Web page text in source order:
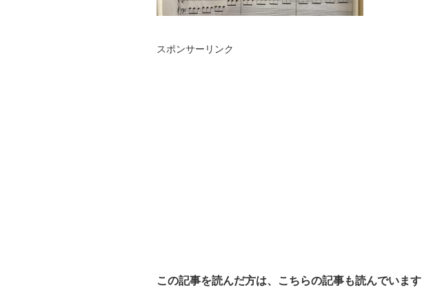
スポンサーリンク
この記事を読んだ方は、こちらの記事も読んでいます